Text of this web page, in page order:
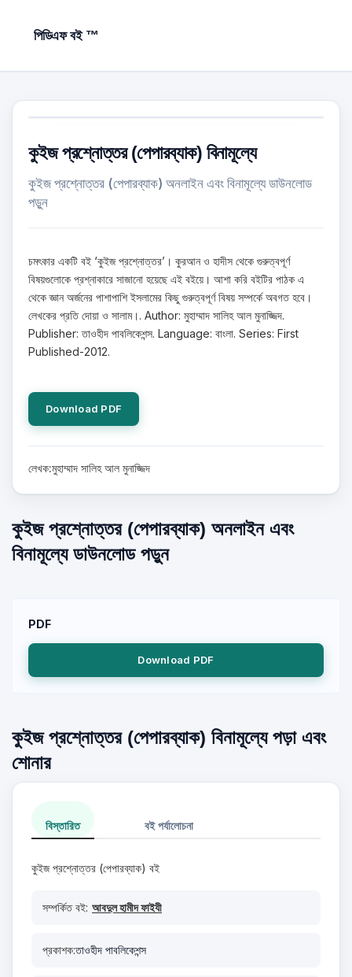
পিডিএফ বই ™
কুইজ প্রশ্নোত্তর (পেপারব্যাক) বিনামূল্যে
কুইজ প্রশ্নোত্তর (পেপারব্যাক) অনলাইন এবং বিনামূল্যে ডাউনলোড
পড়ুন
চমৎকার একটি বই ‘কুইজ প্রশ্নোত্তর’। কুরআন ও হাদীস থেকে গুরুত্বপূর্ণ
বিষয়গুলোকে প্রশ্নাকারে সাজানো হয়েছে এই বইয়ে। আশা করি বইটির পাঠক এ
থেকে জ্ঞান অর্জনের পাশাপাশি ইসলামের কিছু গুরুত্বপূর্ণ বিষয় সম্পর্কে অবগত হবে।
লেখকের প্রতি দোয়া ও সালাম।. Author: মুহাম্মাদ সালিহ আল মুনাজ্জিদ.
Publisher: তাওহীদ পাবলিকেশন্স. Language: বাংলা. Series: First
Published-2012.
Download PDF
লেখক:মুহাম্মাদ সালিহ আল মুনাজ্জিদ
কুইজ প্রশ্নোত্তর (পেপারব্যাক) অনলাইন এবং
বিনামূল্যে ডাউনলোড পড়ুন
PDF
Download PDF
কুইজ প্রশ্নোত্তর (পেপারব্যাক) বিনামূল্যে পড়া এবং
শোনার
বিস্তারিত বই পর্যালোচনা
কুইজ প্রশ্নোত্তর (পেপারব্যাক) বই
সম্পর্কিত বই: আবদুল হামীদ ফাইযী
প্রকাশক:তাওহীদ পাবলিকেশন্স